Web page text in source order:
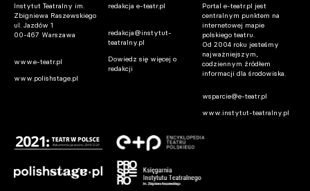
Instytut Teatralny im.
Zbigniewa Raszewskiego
ul. Jazdów 1
00-467 Warszawa
www.e-teatr.pl
www.polishstage.pl
redakcja e-teatr.pl
redakcja@instytut-
teatralny.pl
Dowiedz się więcej o
redakcji
Portal e-teatr.pl jest
centralnym punktem na
internetowej mapie
polskiego teatru.
Od 2004 roku jesteśmy
najważniejszym,
codziennym źródłem
informacji dla środowiska.
wsparcie@e-teatr.pl
www.instytut-teatralny.pl